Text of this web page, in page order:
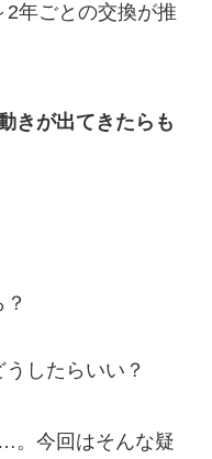
2年ごとの交換が推
きが出てきたらも
したらいい？
。今回はそんな疑